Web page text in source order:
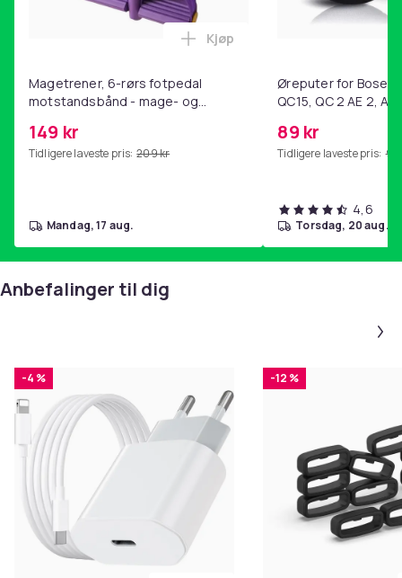
Magetrener, 6-rørs fotpedal
motstandsbånd - mage- og
hjemmegymnastikk Purple
149 kr
Tidligere laveste pris: 209 kr
Legg Magetrener, 6-rørs
Kjøp
mandag, 17 aug.
Øreputer for Bose
QC15, QC 2 AE 2, AE
89 kr
Tidligere laveste pris: 99
4,6
torsdag, 20 aug.
Anbefalinger til dig
-4 % -12 %